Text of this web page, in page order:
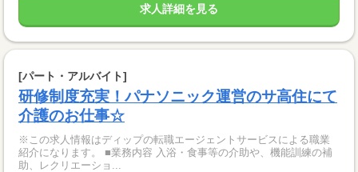
求人詳細を見る
[パート・アルバイト]
研修制度充実！パナソニック運営のサ高住にて
介護のお仕事☆
※この求人情報はディップの転職エージェントサービスによる職業
紹介になります。 ■業務内容 入浴・食事等の介助や、機能訓練の補
助、レクリエーショ...